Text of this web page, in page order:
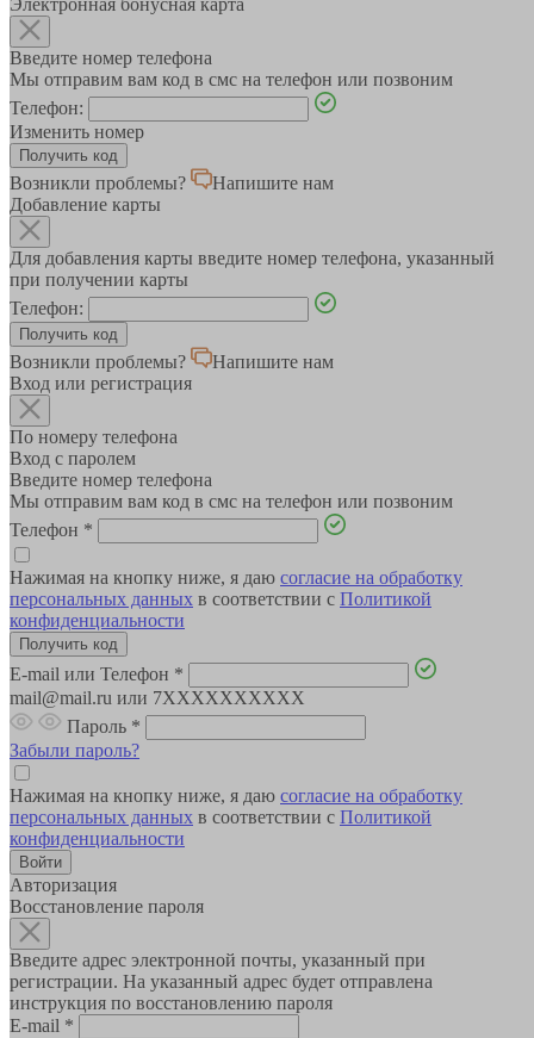
Электронная бонусная карта
Введите номер телефона
Мы отправим вам код в смс на телефон или позвоним
Телефон:
Изменить номер
Возникли проблемы?
Напишите нам
Добавление карты
Для добавления карты введите номер телефона, указанный
при получении карты
Телефон:
Возникли проблемы?
Напишите нам
Вход или регистрация
По номеру телефона
Вход с паролем
Введите номер телефона
Мы отправим вам код в смс на телефон или позвоним
Телефон *
Нажимая на кнопку ниже, я даю согласие на обработку
персональных данных в соответствии с Политикой
конфиденциальности
E-mail или Телефон *
mail@mail.ru или 7XXXXXXXXXX
Пароль *
Забыли пароль?
Нажимая на кнопку ниже, я даю согласие на обработку
персональных данных в соответствии с Политикой
конфиденциальности
Авторизация
Восстановление пароля
Введите адрес электронной почты, указанный при
регистрации. На указанный адрес будет отправлена
инструкция по восстановлению пароля
E-mail *